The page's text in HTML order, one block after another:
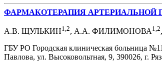
ФАРМАКОТЕРАПИЯ АРТЕРИАЛЬНОЙ
А.В. ЩУЛЬКИН1,2, А.А. ФИЛИМОНОВА 1,2
ГБУ РО Городская клиническая больница
Павлова, ул. Высоковольтная, 9, 390026, г.